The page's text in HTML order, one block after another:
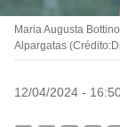
Maria Augusta
Alpargatas
12/04/2024 -